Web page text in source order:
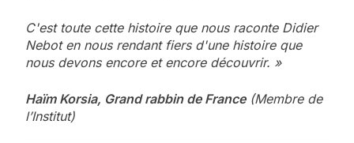
C'est toute cette histoire que nous raconte Didier
Nebot en nous rendant fiers d'une histoire que
nous devons encore et encore découvrir. »
Haïm Korsia, Grand rabbin de France(Membre de
l’Institut)
2025, l’année la plus
meurtrière selon le